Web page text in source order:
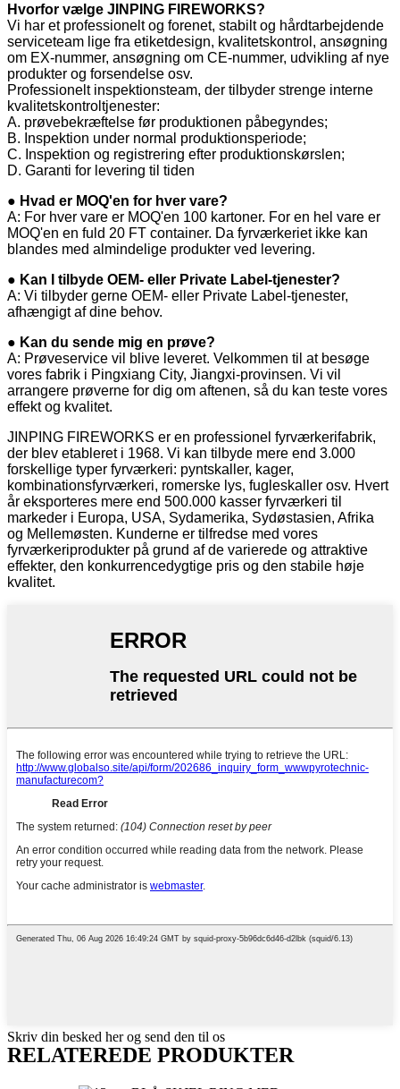
Hvorfor vælge JINPING FIREWORKS?
Vi har et professionelt og forenet, stabilt og hårdtarbejdende
serviceteam lige fra etiketdesign, kvalitetskontrol, ansøgning
om EX-nummer, ansøgning om CE-nummer, udvikling af nye
produkter og forsendelse osv.
Professionelt inspektionsteam, der tilbyder strenge interne
kvalitetskontroltjenester:
A. prøvebekræftelse før produktionen påbegyndes;
B. Inspektion under normal produktionsperiode;
C. Inspektion og registrering efter produktionskørslen;
D. Garanti for levering til tiden
● Hvad er MOQ'en for hver vare?
A: For hver vare er MOQ'en 100 kartoner. For en hel vare er
MOQ'en en fuld 20 FT container. Da fyrværkeriet ikke kan
blandes med almindelige produkter ved levering.
● Kan I tilbyde OEM- eller Private Label-tjenester?
A: Vi tilbyder gerne OEM- eller Private Label-tjenester,
afhængigt af dine behov.
● Kan du sende mig en prøve?
A: Prøveservice vil blive leveret. Velkommen til at besøge
vores fabrik i Pingxiang City, Jiangxi-provinsen. Vi vil
arrangere prøverne for dig om aftenen, så du kan teste vores
effekt og kvalitet.
JINPING FIREWORKS er en professionel fyrværkerifabrik,
der blev etableret i 1968. Vi kan tilbyde mere end 3.000
forskellige typer fyrværkeri: pyntskaller, kager,
kombinationsfyrværkeri, romerske lys, fugleskaller osv. Hvert
år eksporteres mere end 500.000 kasser fyrværkeri til
markeder i Europa, USA, Sydamerika, Sydøstasien, Afrika
og Mellemøsten. Kunderne er tilfredse med vores
fyrværkeriprodukter på grund af de varierede og attraktive
effekter, den konkurrencedygtige pris og den stabile høje
kvalitet.
Skriv din besked her og send den til os
RELATEREDE PRODUKTER